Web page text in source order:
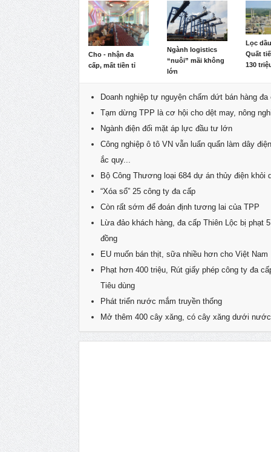
Cho - nhận đa
cấp, mất tiền tỉ
Ngành logistics
“nuôi” mãi không
lớn
Lọc
Quất
130
Doanh nghiệp tự nguyện chấm dứt bán hàng đa
Tạm dừng TPP là cơ hội cho dệt may, nông
Ngành điện đối mặt áp lực đầu tư lớn
Công nghiệp ô tô VN vẫn luẩn quẩn làm dây
ắc quy...
Bộ Công Thương loại 684 dự án thủy điện khỏi
“Xóa sổ” 25 công ty đa cấp
Còn rất sớm để đoán định tương lai của TPP
Lừa đảo khách hàng, đa cấp Thiên Lộc bị phạt
đồng
EU muốn bán thịt, sữa nhiều hơn cho Việt Nam
Phạt hơn 400 triệu, Rút giấy phép công ty đa
Tiêu dùng
Phát triển nước mắm truyền thống
Mở thêm 400 cây xăng, có cây xăng dưới nước